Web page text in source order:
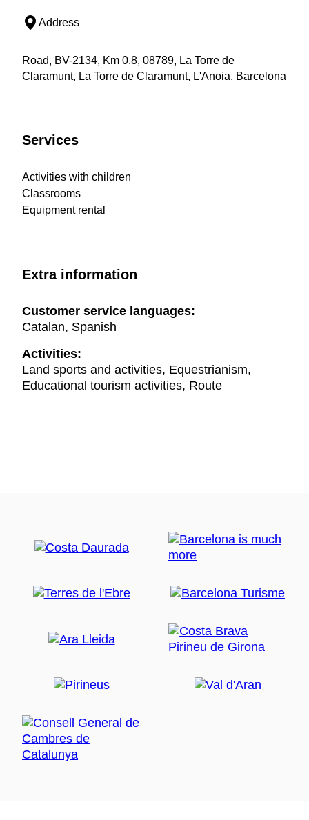
Address
Road, BV-2134, Km 0.8, 08789, La Torre de
Claramunt, La Torre de Claramunt, L'Anoia, Barcelona
Services
Activities with children
Classrooms
Equipment rental
Extra information
Customer service languages:
Catalan, Spanish
Activities:
Land sports and activities, Equestrianism,
Educational tourism activities, Route